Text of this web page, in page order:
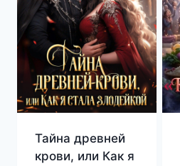
Тайна древней
крови, или Как я